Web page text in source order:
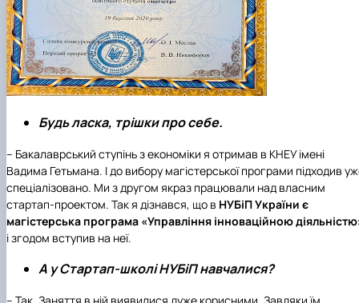
Будь ласка, трішки про себе.
– Бакалаврський ступінь з економіки я отримав в КНЕУ імені
Вадима Гетьмана. І до вибору магістерської програми підходив
спеціалізовано. Ми з другом якраз працювали над власним
стартап-проектом. Так я дізнався, що в НУБіП України є
магістерська програма «Управління інноваційною
і згодом вступив на неї.
А у Стартап-школі НУБіП навчалися?